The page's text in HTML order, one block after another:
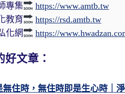
專集
https://www.amtb.tw
教育
https://rsd.amtb.tw
化網
https://
好文章：
無住時，無住時即是生心時｜